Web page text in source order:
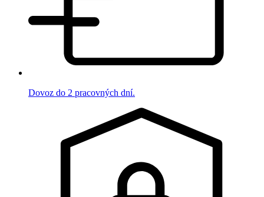
Dovoz do 2 pracovných dní.